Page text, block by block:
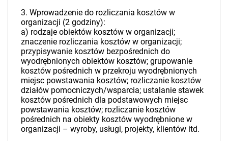
3. Wprowadzenie do rozliczania kosztów w
organizacji (2 godziny):
a) rodzaje obiektów kosztów w organizacji;
znaczenie rozliczania kosztów w organizacji;
przypisywanie kosztów bezpośrednich do
wyodrębnionych obiektów kosztów; grupowanie
kosztów pośrednich w przekroju wyodrębnionych
miejsc powstawania kosztów; rozliczanie kosztów
działów pomocniczych/wsparcia; ustalanie stawek
kosztów pośrednich dla podstawowych miejsc
powstawania kosztów; rozliczanie kosztów
pośrednich na obiekty kosztów wyodrębnione w
organizacji – wyroby, usługi, projekty, klientów itd.